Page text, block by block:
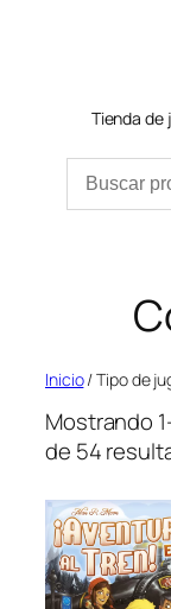
Tienda de
Inicio/ Tipo de
Mostrando
de 54